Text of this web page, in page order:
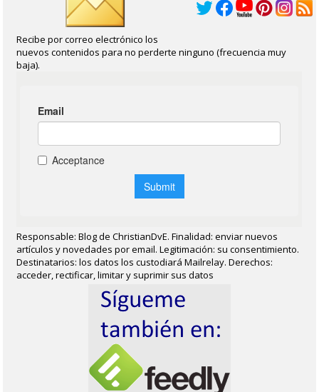
Recibe por correo electrónico los
nuevos contenidos para no perderte ninguno (frecuencia muy
baja).
Responsable: Blog de ChristianDvE. Finalidad: enviar nuevos
artículos y novedades por email. Legitimación: su consentimiento.
Destinatarios: los datos los custodiará Mailrelay. Derechos:
acceder, rectificar, limitar y suprimir sus datos